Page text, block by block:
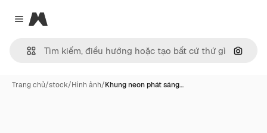
Close menu
Magnific
Tìm
Trang chủ/stock/Hình ảnh/Khung neon phát sáng…